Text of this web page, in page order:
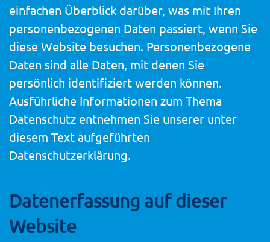
einfachen Überblick darüber, was mit Ihren
personenbezogenen Daten passiert, wenn Sie
diese Website besuchen. Personenbezogene
Daten sind alle Daten, mit denen Sie
persönlich identifiziert werden können.
Ausführliche Informationen zum Thema
Datenschutz entnehmen Sie unserer unter
diesem Text aufgeführten
Datenschutzerklärung.
Datenerfassung auf dieser
Website